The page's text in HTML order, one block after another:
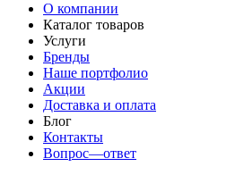
О компании
Каталог товаров
Услуги
Бренды
Наше портфолио
Акции
Доставка и оплата
Блог
Контакты
Вопрос—ответ